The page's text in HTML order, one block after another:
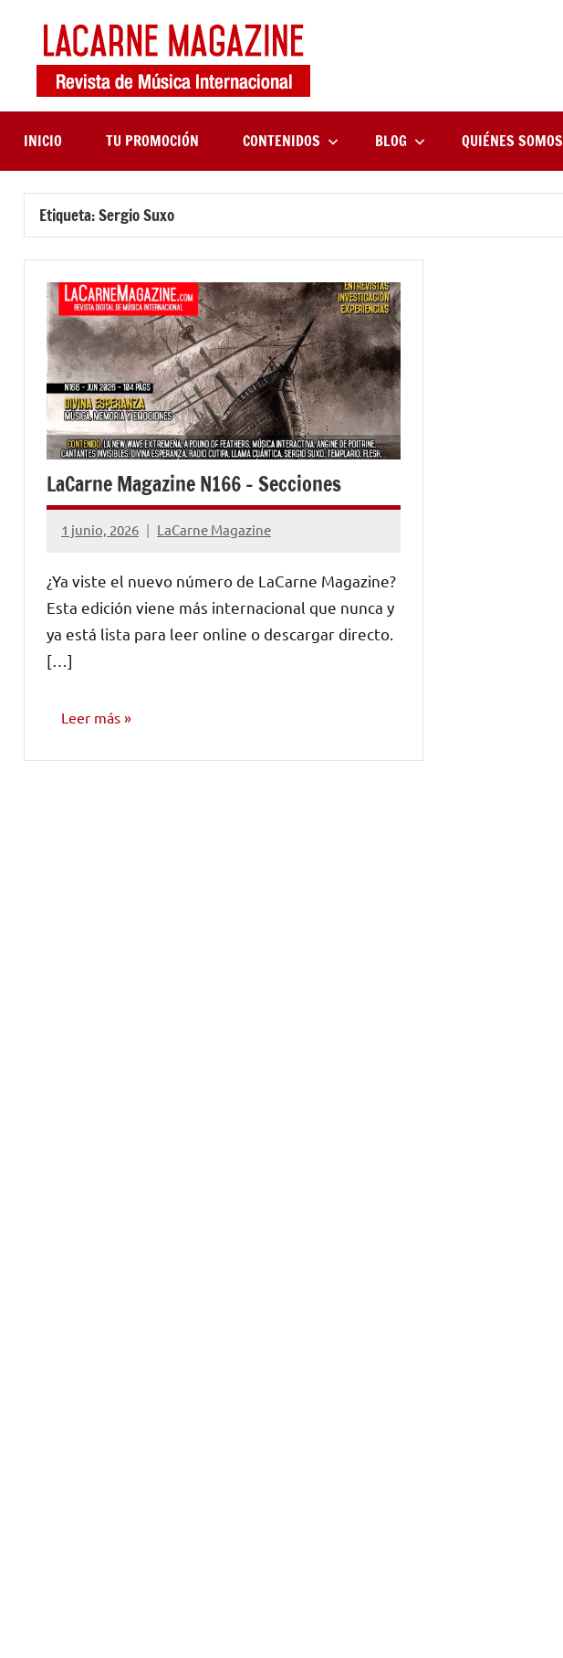
contenido
Magazine
música
internacional
INICIO TU PROMOCIÓN CONTENIDOS BLOG QUIÉNES SOMOS
Etiqueta:Sergio Suxo
LaCarne Magazine N166 – Secciones
1 junio, 2026 LaCarne Magazine
¿Ya viste el nuevo número de LaCarne Magazine?
Esta edición viene más internacional que nunca y
ya está lista para leer online o descargar directo.
[…]
Leer más